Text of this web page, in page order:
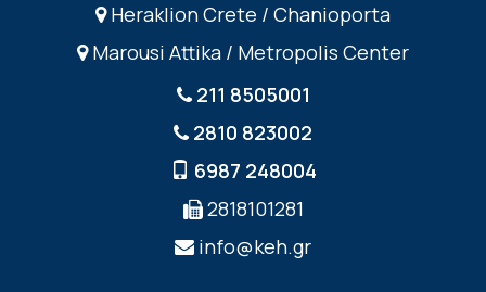
Heraklion Crete / Chanioporta
Marousi Attika / Metropolis Center
211 8505001
2810 823002
6987 248004
2818101281
info@keh.gr